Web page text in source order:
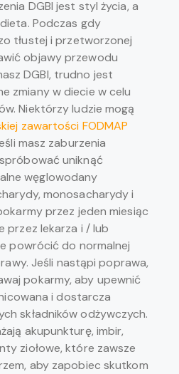
DGBI jest styl życia, a
Podczas gdy
tłustej i przetworzonej
objawy przewodu
DGBI, trudno jest
zmiany w diecie w celu
Niektórzy ludzie mogą
zawartości FODMAP
masz zaburzenia
uniknąć
węglowodany
monosacharydy i
przez jeden miesiąc
przez lekarza i / lub
powrócić do normalnej
Jeśli nastąpi poprawa,
pokarmy, aby upewnić
i dostarcza
składników odżywczych.
akupunkturę, imbir,
ziołowe, które zawsze
aby zapobiec skutkom